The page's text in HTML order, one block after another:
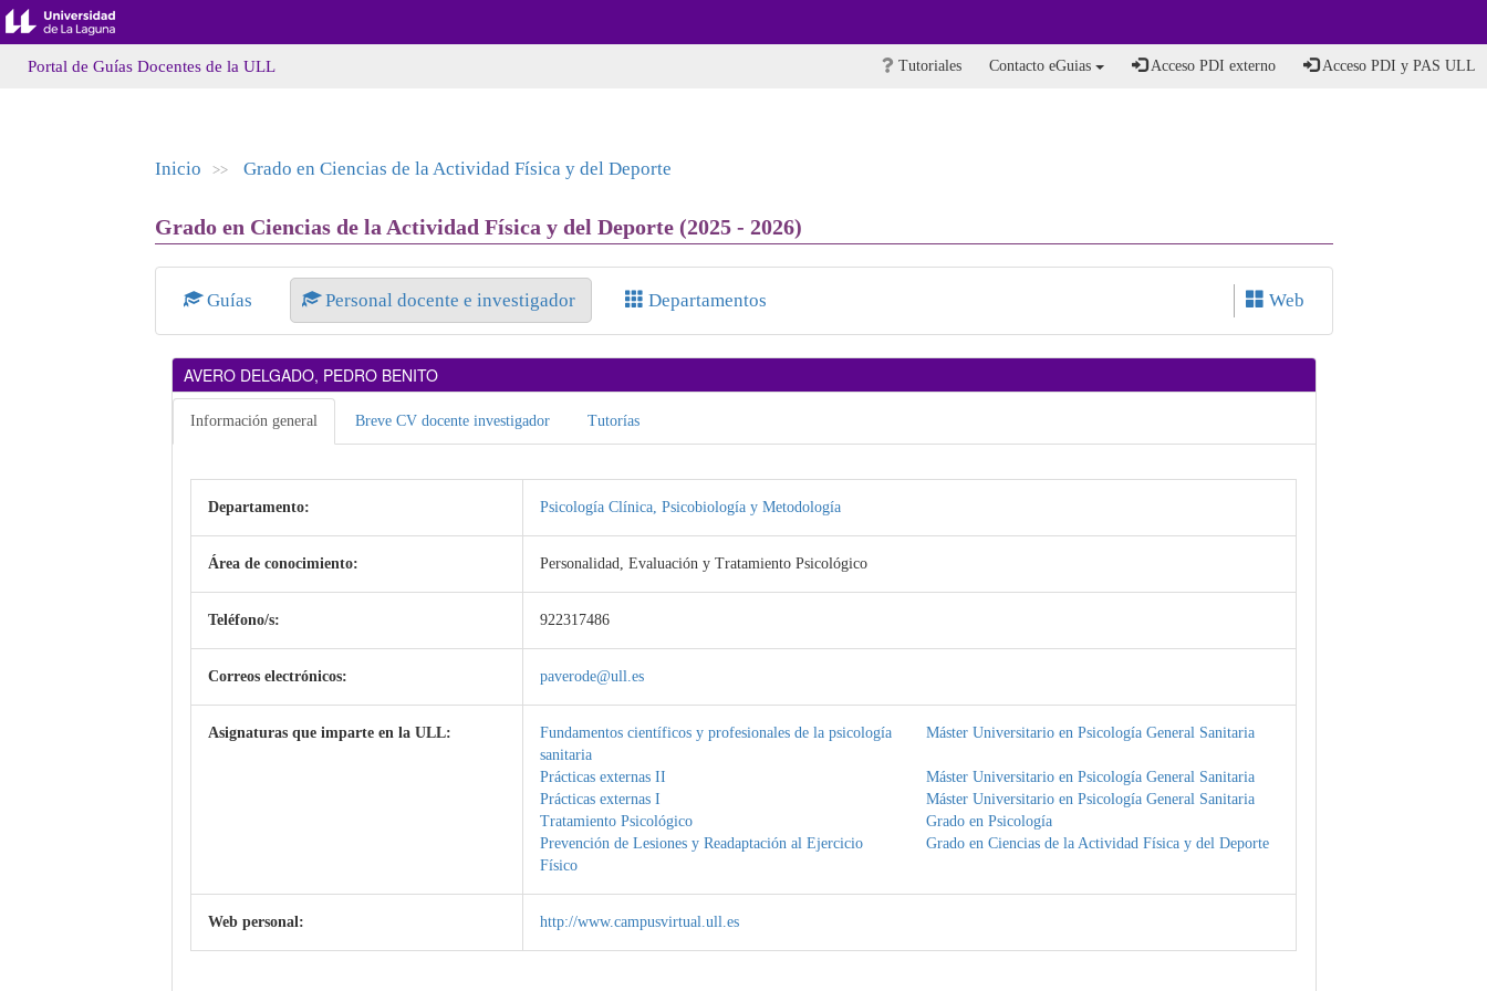
Portal de Guías Docentes de la ULL Tutoriales Contacto eGuias Acceso PDI externo Acceso PDI y PAS ULL
Inicio >> Grado en Ciencias de la Actividad Física y del Deporte
Grado en Ciencias de la Actividad Física y del Deporte (2025 - 2026)
Guías Personal docente e investigador Departamentos Web
AVERO DELGADO, PEDRO BENITO
Información general Breve CV docente investigador Tutorías
Departamento: Psicología Clínica, Psicobiología y Metodología
Área de conocimiento: Personalidad, Evaluación y Tratamiento Psicológico
Teléfono/s: 922317486
Correos electrónicos: paverode@ull.es
Asignaturas que imparte en la ULL:
Fundamentos científicos y profesionales de la psicología
sanitaria
Máster Universitario en Psicología General Sanitaria
Prácticas externas II
Máster Universitario en Psicología General Sanitaria
Prácticas externas I
Máster Universitario en Psicología General Sanitaria
Tratamiento Psicológico
Grado en Psicología
Prevención de Lesiones y Readaptación al Ejercicio
Físico
Grado en Ciencias de la Actividad Física y del Deporte
Web personal: http://www.campusvirtual.ull.es